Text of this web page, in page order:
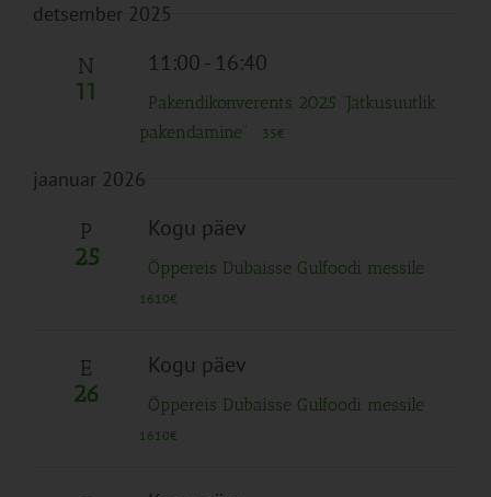
detsember 2025
N
11
11:00- 16:40
Pakendikonverents 2025 “Jätkusuutlik
pakendamine“
35€
jaanuar 2026
P
25
Kogu päev
Õppereis Dubaisse Gulfoodi messile
1610€
E
26
Kogu päev
Õppereis Dubaisse Gulfoodi messile
1610€